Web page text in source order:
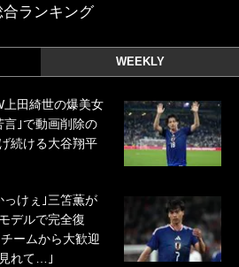
合ランキング
WEEKLY
上田綺世の爆美女
言｣で動画削除の
続ける大谷翔平
っけぇ｣三笘薫が
デルで完全復
ームから大歓迎
れて…｣